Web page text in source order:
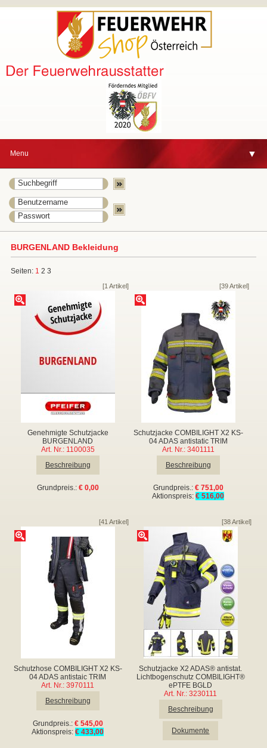
Menu ▼
▼
BURGENLAND Bekleidung
Seiten: 1 2 3
[1 Artikel]
Genehmigte Schutzjacke
BURGENLAND
Art. Nr.: 1100035
Beschreibung
Grundpreis.: € 0,00
[39 Artikel]
Schutzjacke COMBILIGHT X2 KS-
04 ADAS antistatic TRIM
Art. Nr.: 3401111
Beschreibung
Grundpreis.: € 751,00
Aktionspreis:€ 516,00
[41 Artikel]
Schutzhose COMBILIGHT X2 KS-
04 ADAS antistaic TRIM
Art. Nr.: 3970111
Beschreibung
Grundpreis.: € 545,00
Aktionspreis:€ 433,00
[38 Artikel]
Schutzjacke X2 ADAS® antistat.
Lichtbogenschutz COMBILIGHT®
ePTFE BGLD
Art. Nr.: 3230111
Beschreibung
Dokumente